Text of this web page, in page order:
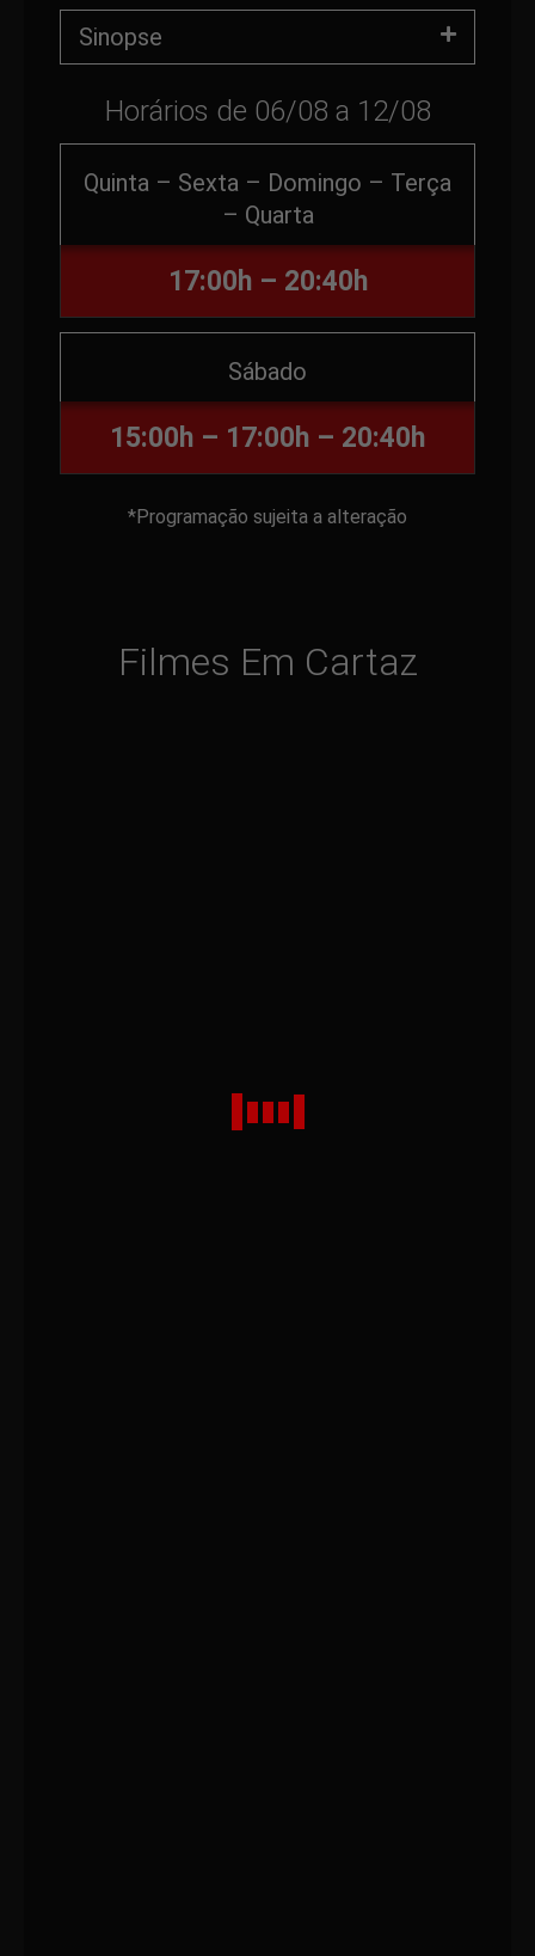
Sinopse
Horários de 06/08 a 12/08
Quinta – Sexta – Domingo – Terça
– Quarta
17:00h – 20:40h
Sábado
15:00h – 17:00h – 20:40h
*Programação sujeita a alteração
Filmes Em Cartaz